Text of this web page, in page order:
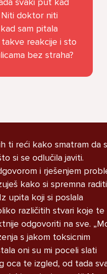
Čak su
tako
Niti doktor niti
sam pitala
reakcije i sto
bez straha?
ti reći kako smatram da
si se odlučila javiti.
i rješenjem
kako si spremna
upita koji si poslala
različitih stvari koje te
odgovoriti na sve.
s jakom toksicnim
oni su mi poceli slati
oca te izgled, od tada